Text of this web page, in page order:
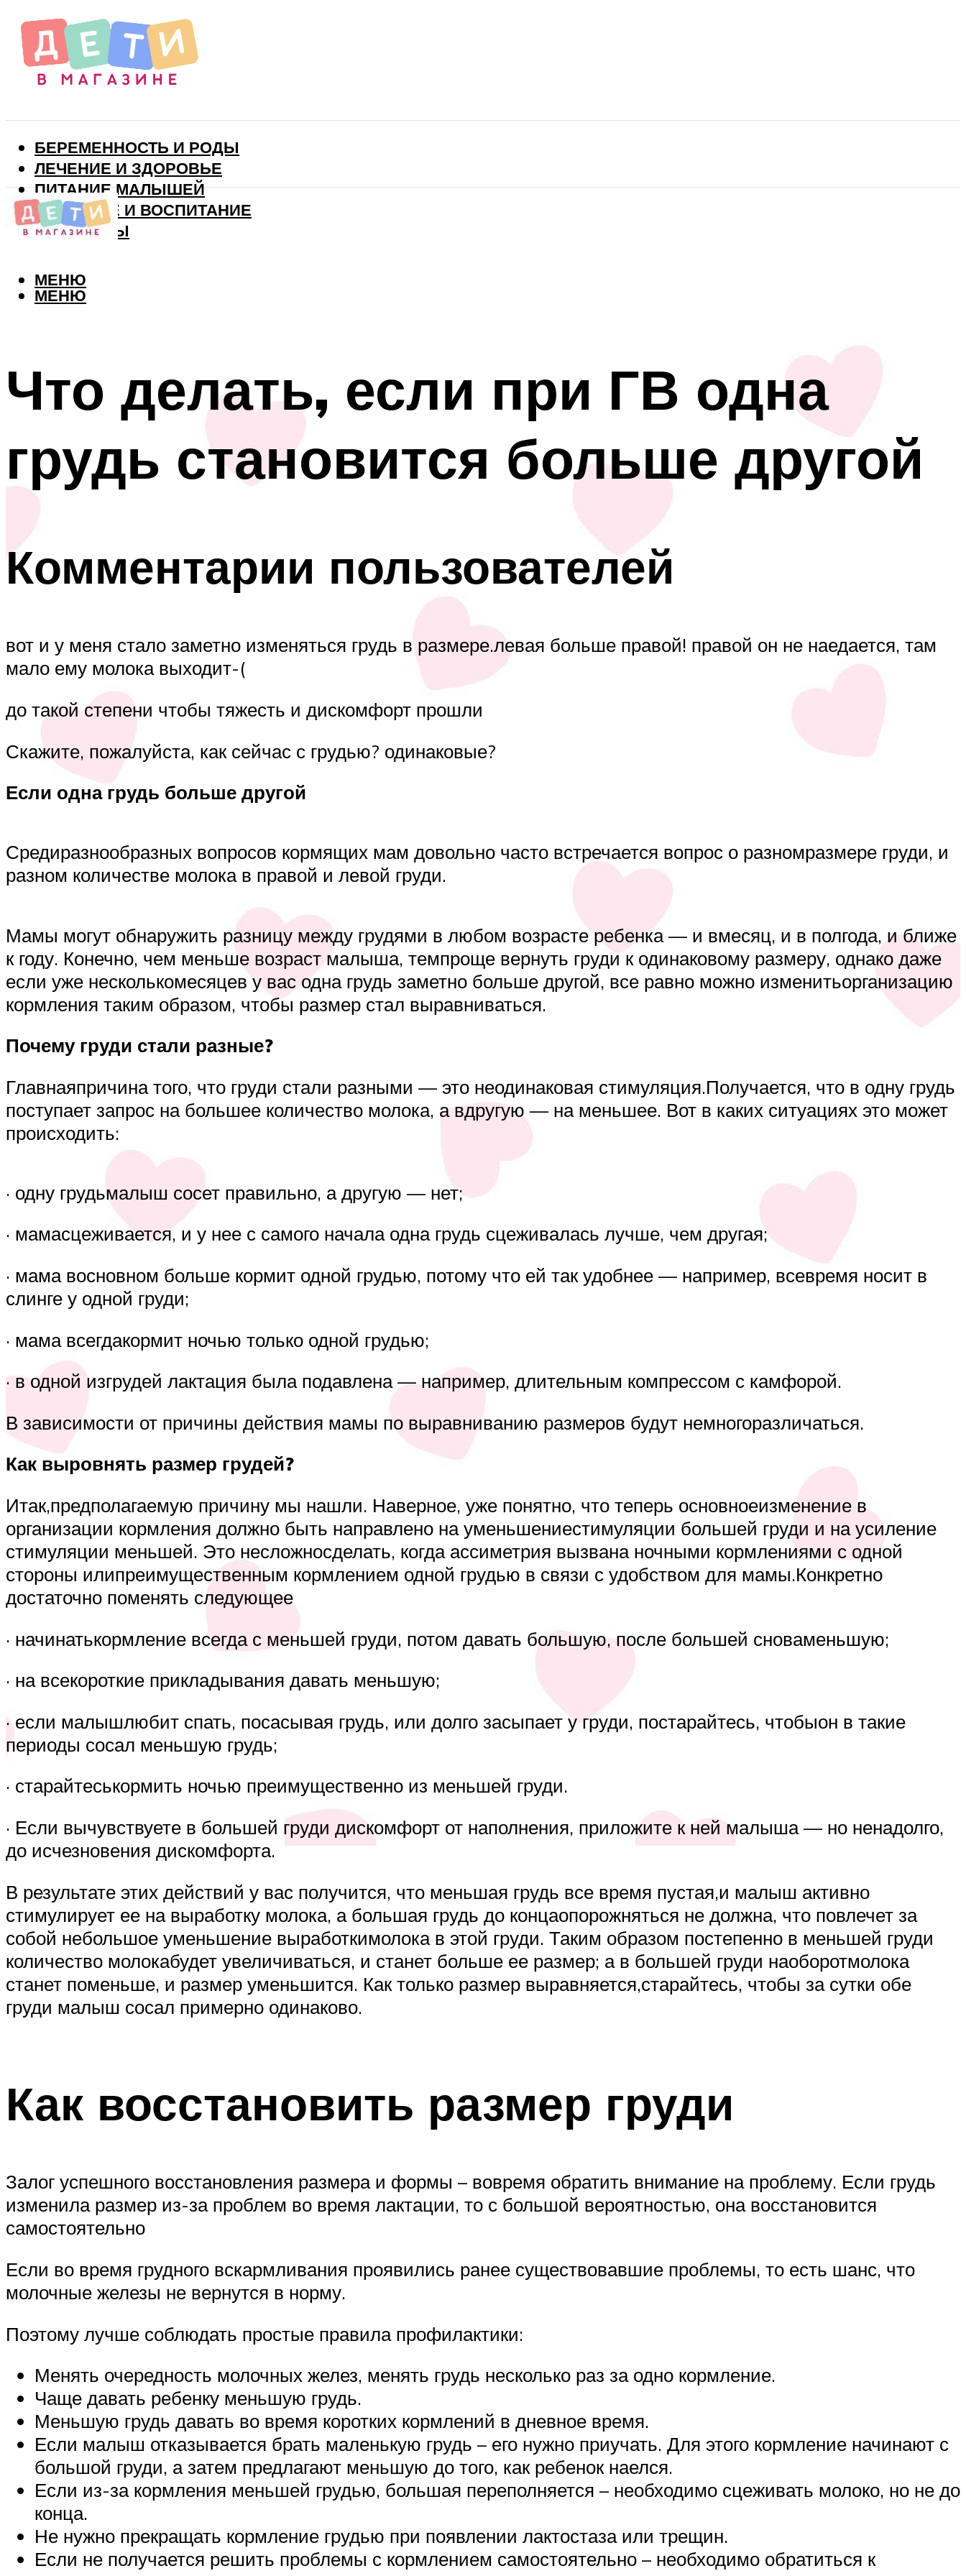
БЕРЕМЕННОСТЬ И РОДЫ
ЛЕЧЕНИЕ И ЗДОРОВЬЕ
ПИТАНИЕ МАЛЫШЕЙ
РАЗВИТИЕ И ВОСПИТАНИЕ
ВИТАМИНЫ
МЕНЮ
МЕНЮ
Что делать, если при ГВ одна
грудь становится больше другой
Комментарии пользователей
вот и у меня стало заметно изменяться грудь в размере.левая больше правой! правой он не наедается, там
мало ему молока выходит-(
до такой степени чтобы тяжесть и дискомфорт прошли
Скажите, пожалуйста, как сейчас с грудью? одинаковые?
Если одна грудь больше другой
Средиразнообразных вопросов кормящих мам довольно часто встречается вопрос о разномразмере груди, и
разном количестве молока в правой и левой груди.
Мамы могут обнаружить разницу между грудями в любом возрасте ребенка — и вмесяц, и в полгода, и ближе
к году. Конечно, чем меньше возраст малыша, темпроще вернуть груди к одинаковому размеру, однако даже
если уже несколькомесяцев у вас одна грудь заметно больше другой, все равно можно изменитьорганизацию
кормления таким образом, чтобы размер стал выравниваться.
Почему груди стали разные?
Главнаяпричина того, что груди стали разными — это неодинаковая стимуляция.Получается, что в одну грудь
поступает запрос на большее количество молока, а вдругую — на меньшее. Вот в каких ситуациях это может
происходить:
· одну грудьмалыш сосет правильно, а другую — нет;
· мамасцеживается, и у нее с самого начала одна грудь сцеживалась лучше, чем другая;
· мама восновном больше кормит одной грудью, потому что ей так удобнее — например, всевремя носит в
слинге у одной груди;
· мама всегдакормит ночью только одной грудью;
· в одной изгрудей лактация была подавлена — например, длительным компрессом с камфорой.
В зависимости от причины действия мамы по выравниванию размеров будут немногоразличаться.
Как выровнять размер грудей?
Итак,предполагаемую причину мы нашли. Наверное, уже понятно, что теперь основноеизменение в
организации кормления должно быть направлено на уменьшениестимуляции большей груди и на усиление
стимуляции меньшей. Это несложносделать, когда ассиметрия вызвана ночными кормлениями с одной
стороны илипреимущественным кормлением одной грудью в связи с удобством для мамы.Конкретно
достаточно поменять следующее
· начинатькормление всегда с меньшей груди, потом давать большую, после большей сноваменьшую;
· на всекороткие прикладывания давать меньшую;
· если малышлюбит спать, посасывая грудь, или долго засыпает у груди, постарайтесь, чтобыон в такие
периоды сосал меньшую грудь;
· старайтеськормить ночью преимущественно из меньшей груди.
· Если вычувствуете в большей груди дискомфорт от наполнения, приложите к ней малыша — но ненадолго,
до исчезновения дискомфорта.
В результате этих действий у вас получится, что меньшая грудь все время пустая,и малыш активно
стимулирует ее на выработку молока, а большая грудь до концаопорожняться не должна, что повлечет за
собой небольшое уменьшение выработкимолока в этой груди. Таким образом постепенно в меньшей груди
количество молокабудет увеличиваться, и станет больше ее размер; а в большей груди наоборотмолока
станет поменьше, и размер уменьшится. Как только размер выравняется,старайтесь, чтобы за сутки обе
груди малыш сосал примерно одинаково.
Как восстановить размер груди
Залог успешного восстановления размера и формы – вовремя обратить внимание на проблему. Если грудь
изменила размер из-за проблем во время лактации, то с большой вероятностью, она восстановится
самостоятельно
Если во время грудного вскармливания проявились ранее существовавшие проблемы, то есть шанс, что
молочные железы не вернутся в норму.
Поэтому лучше соблюдать простые правила профилактики:
Менять очередность молочных желез, менять грудь несколько раз за одно кормление.
Чаще давать ребенку меньшую грудь.
Меньшую грудь давать во время коротких кормлений в дневное время.
Если малыш отказывается брать маленькую грудь – его нужно приучать. Для этого кормление начинают с
большой груди, а затем предлагают меньшую до того, как ребенок наелся.
Если из-за кормления меньшей грудью, большая переполняется – необходимо сцеживать молоко, но не до
конца.
Не нужно прекращать кормление грудью при появлении лактостаза или трещин.
Если не получается решить проблемы с кормлением самостоятельно – необходимо обратиться к